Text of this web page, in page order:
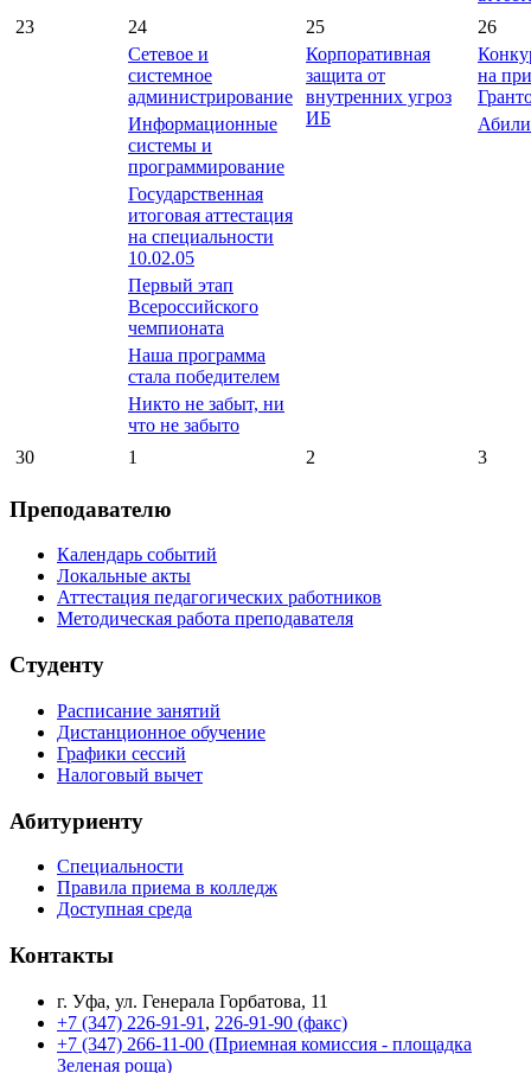
23
24
Сетевое и
системное
администрирование
Информационные
системы и
программирование
Государственная
итоговая аттестация
на специальности
10.02.05
Первый этап
Всероссийского
чемпионата
Наша программа
стала победителем
Никто не забыт, ни
что не забыто
25
Корпоративная
защита от
внутренних угроз
ИБ
26
на
30 1 2 3
Преподавателю
Календарь событий
Локальные акты
Аттестация педагогических работников
Методическая работа преподавателя
Студенту
Расписание занятий
Дистанционное обучение
Графики сессий
Налоговый вычет
Абитуриенту
Специальности
Правила приема в колледж
Доступная среда
Контакты
г. Уфа, ул. Генерала Горбатова, 11
+7 (347) 226-91-91 , 226-91-90 (факс)
+7 (347) 266-11-00 (Приемная комиссия - площадка
Зеленая роща)